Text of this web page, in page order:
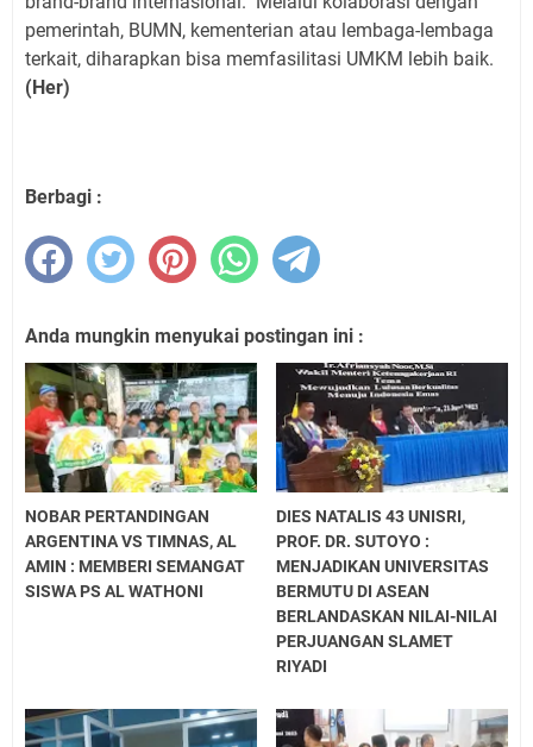
pemerintah, BUMN, kementerian atau lembaga-lembaga
terkait, diharapkan bisa memfasilitasi UMKM lebih baik.
(Her)
Berbagi :
Anda mungkin menyukai postingan ini :
NOBAR PERTANDINGAN
ARGENTINA VS TIMNAS, AL
AMIN : MEMBERI SEMANGAT
SISWA PS AL WATHONI
DIES NATALIS 43 UNISRI,
PROF. DR. SUTOYO :
MENJADIKAN UNIVERSITAS
BERMUTU DI ASEAN
BERLANDASKAN NILAI-NILAI
PERJUANGAN SLAMET
RIYADI